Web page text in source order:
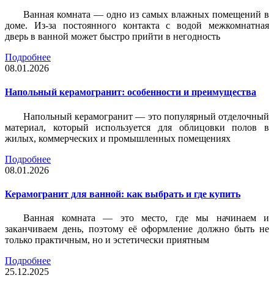
Ванная комната — одно из самых влажных помещений в
доме. Из-за постоянного контакта с водой межкомнатная
дверь в ванной может быстро прийти в негодность
Подробнее
08.01.2026
Напольный керамогранит: особенности и преимущества
Напольный керамогранит — это популярный отделочный
материал, который используется для облицовки полов в
жилых, коммерческих и промышленных помещениях
Подробнее
08.01.2026
Керамогранит для ванной: как выбрать и где купить
Ванная комната — это место, где мы начинаем и
заканчиваем день, поэтому её оформление должно быть не
только практичным, но и эстетически приятным
Подробнее
25.12.2025